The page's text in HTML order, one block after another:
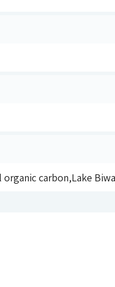
carbon,Lake Biwa